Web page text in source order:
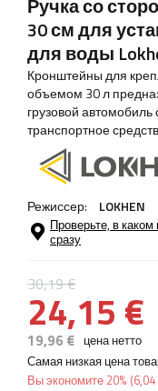
Ручка со
30 см для
для воды
Кронштейны для
объемом 30 л
грузовой
транспортное
Режиссер: LOKHEN
Проверьте, в
сразу
30,19 €
24,15 €
19,96 € цена нетто
Самая низкая цена
Вы экономите 20% (